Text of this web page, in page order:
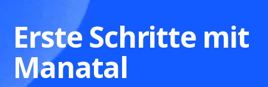
Erste Schritte mit
Manatal